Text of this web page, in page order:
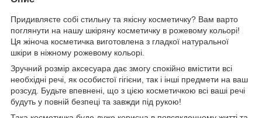
Придивляєте собі стильну та якісну косметичку? Вам варто
поглянути на нашу шкіряну косметичку в рожевому кольорі!
Ця жіноча косметичка виготовлена з гладкої натуральної
шкіри в ніжному рожевому кольорі.
Зручний розмір аксесуара дає змогу спокійно вмістити всі
необхідні речі, як особистої гігієни, так і інші предмети на ваш
розсуд. Будьте впевнені, що з цією косметичкою всі ваші речі
будуть у повній безпеці та завжди під рукою!